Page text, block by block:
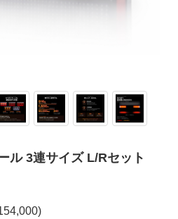
ル 3連サイズ L/Rセット